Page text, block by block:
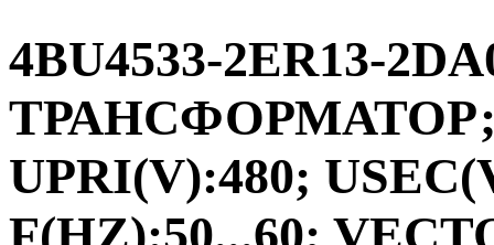
4BU4533-2ER13-
UPRI(V):480;